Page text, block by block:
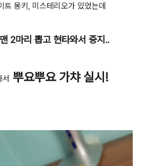
트 몽키, 미스테리오가 있었는데
2마리 뽑고 현타와서 중지..
서 뿌요뿌요 가챠 실시!